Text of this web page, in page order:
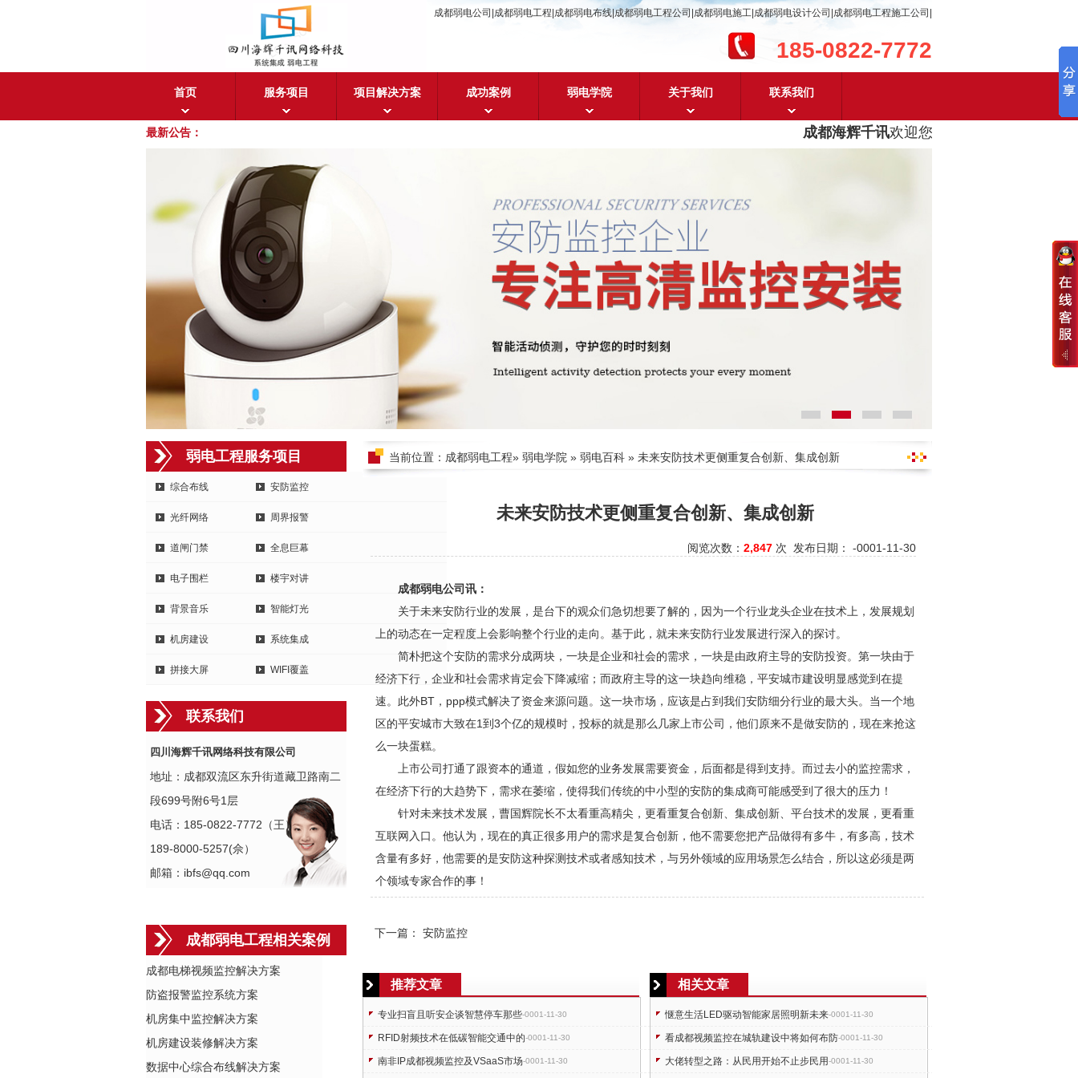
成都弱电公司|成都弱电工程|成都弱电布线|成都弱电工程公司|成都弱电施工|成都弱电设计公司|成都弱电工程施工公司|
185-0822-7772
首页 服务项目 项目解决方案 成功案例 弱电学院 关于我们 联系我们
最新公告： 成都海辉千讯欢迎您！
弱电工程服务项目
综合布线 安防监控
光纤网络 周界报警
道闸门禁 全息巨幕
电子围栏 楼宇对讲
背景音乐 智能灯光
机房建设 系统集成
拼接大屏 WIFI覆盖
联系我们
四川海辉千讯网络科技有限公司
地址：成都双流区东升街道藏卫路南二
段699号附6号1层
电话：185-0822-7772（王）
189-8000-5257(佘）
邮箱：ibfs@qq.com
成都弱电工程相关案例
成都电梯视频监控解决方案
防盗报警监控系统方案
机房集中监控解决方案
机房建设装修解决方案
数据中心综合布线解决方案
当前位置： 成都弱电工程» 弱电学院 » 弱电百科 » 未来安防技术更侧重复合创新、集成创新
未来安防技术更侧重复合创新、集成创新
阅览次数： 2,847 次 发布日期： -0001-11-30
成都弱电公司讯：
关于未来安防行业的发展，是台下的观众们急切想要了解的，因为一个行业龙头企业在技术上，发展规划
上的动态在一定程度上会影响整个行业的走向。基于此，就未来安防行业发展进行深入的探讨。
简朴把这个安防的需求分成两块，一块是企业和社会的需求，一块是由政府主导的安防投资。第一块由于
经济下行，企业和社会需求肯定会下降减缩；而政府主导的这一块趋向维稳，平安城市建设明显感觉到在提
速。此外BT，ppp模式解决了资金来源问题。这一块市场，应该是占到我们安防细分行业的最大头。当一个地
区的平安城市大致在1到3个亿的规模时，投标的就是那么几家上市公司，他们原来不是做安防的，现在来抢这
么一块蛋糕。
上市公司打通了跟资本的通道，假如您的业务发展需要资金，后面都是得到支持。而过去小的监控需求，
在经济下行的大趋势下，需求在萎缩，使得我们传统的中小型的安防的集成商可能感受到了很大的压力！
针对未来技术发展，曹国辉院长不太看重高精尖，更看重复合创新、集成创新、平台技术的发展，更看重
互联网入口。他认为，现在的真正很多用户的需求是复合创新，他不需要您把产品做得有多牛，有多高，技术
含量有多好，他需要的是安防这种探测技术或者感知技术，与另外领域的应用场景怎么结合，所以这必须是两
个领域专家合作的事！
下一篇： 安防监控
推荐文章
专业扫盲且听安企谈智慧停车那些-0001-11-30
RFID射频技术在低碳智能交通中的-0001-11-30
南非IP成都视频监控及VSaaS市场-0001-11-30
相关文章
惬意生活LED驱动智能家居照明新未来-0001-11-30
看成都视频监控在城轨建设中将如何布防-0001-11-30
大佬转型之路：从民用开始不止步民用-0001-11-30